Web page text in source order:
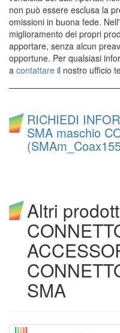
non può essere esclusa la
omissioni in buona fede.
miglioramento dei propri
apportare, senza alcun
opportune. Per qualsiasi
a contattare il nostro ufficio
RICHIEDI
SMA maschio
Altri
SMA